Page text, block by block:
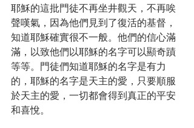
耶穌的這批門徒不再坐井觀天，不再唉
聲嘆氣，因為他們見到了復活的基督，
知道耶穌確實很不一般。他們的信心滿
滿，以致他們以耶穌的名字可以顯奇蹟
等等。門徒們知道耶穌的名字是有力
的，耶穌的名字是天主的愛，只要順服
於天主的愛，一切都會得到真正的平安
和喜悅。